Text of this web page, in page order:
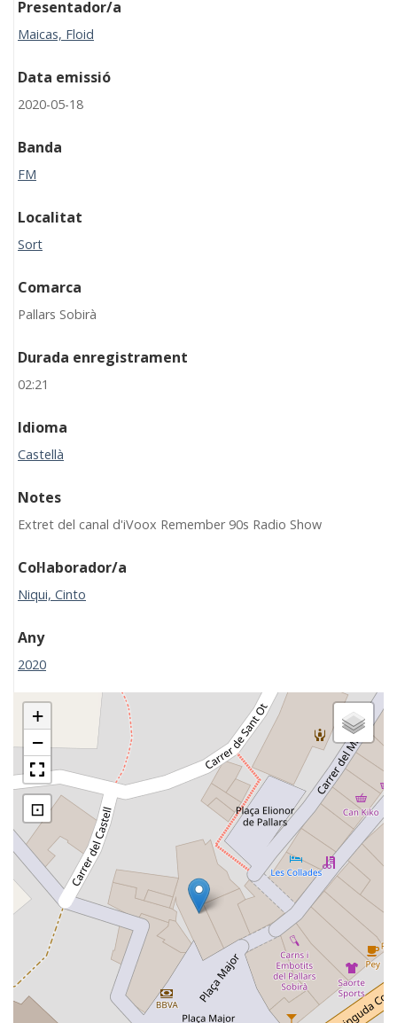
Presentador/a
Maicas, Floid
Data emissió
2020-05-18
Banda
FM
Localitat
Sort
Comarca
Pallars Sobirà
Durada enregistrament
02:21
Idioma
Castellà
Notes
Extret del canal d'iVoox Remember 90s Radio Show
Col·laborador/a
Niqui, Cinto
Any
2020
+
−
⊡